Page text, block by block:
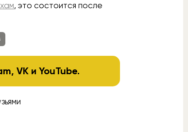
, это состоится после
,VK иYouTube.